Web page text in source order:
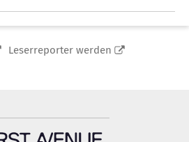
Leserreporter werden